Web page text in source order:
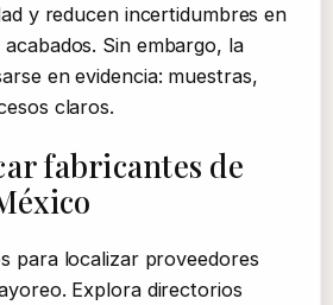
y reducen incertidumbres en
Sin embargo, la
en evidencia: muestras,
claros.
fabricantes de
para localizar proveedores
Explora directorios